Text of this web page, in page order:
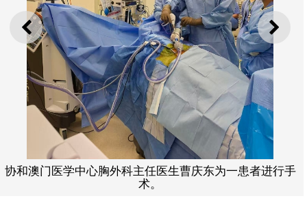
上一则 下一
协和澳门医学中心胸外科主任医生曹庆东为一患者进行手
术。